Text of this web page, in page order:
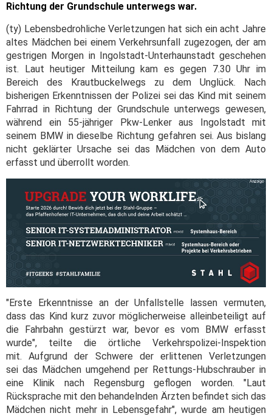
Richtung der Grundschule unterwegs war.
(ty) Lebensbedrohliche Verletzungen hat sich ein acht Jahre
altes Mädchen bei einem Verkehrsunfall zugezogen, der am
gestrigen Morgen in Ingolstadt-Unterhaunstadt geschehen
ist. Laut heutiger Mitteilung kam es gegen 7.30 Uhr im
Bereich des Krautbuckelwegs zu dem Unglück. Nach
bisherigen Erkenntnissen der Polizei sei das Kind mit seinem
Fahrrad in Richtung der Grundschule unterwegs gewesen,
während ein 55-jähriger Pkw-Lenker aus Ingolstadt mit
seinem BMW in dieselbe Richtung gefahren sei. Aus bislang
nicht geklärter Ursache sei das Mädchen von dem Auto
erfasst und überrollt worden.
"Erste Erkenntnisse an der Unfallstelle lassen vermuten,
dass das Kind kurz zuvor möglicherweise alleinbeteiligt auf
die Fahrbahn gestürzt war, bevor es vom BMW erfasst
wurde", teilte die örtliche Verkehrspolizei-Inspektion
mit. Aufgrund der Schwere der erlittenen Verletzungen
sei das Mädchen umgehend per Rettungs-Hubschrauber in
eine Klinik nach Regensburg geflogen worden. "Laut
Rücksprache mit den behandelnden Ärzten befindet sich das
Mädchen nicht mehr in Lebensgefahr", wurde am heutigen